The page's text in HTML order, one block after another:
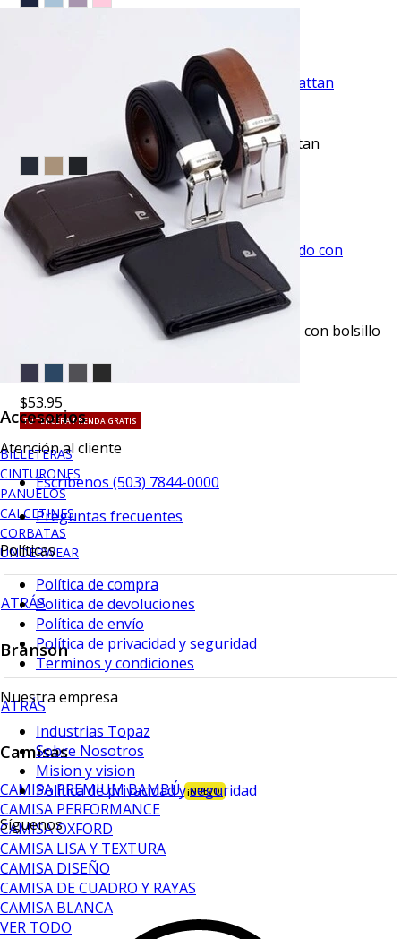
Accesorios
BILLETERAS
CINTURONES
PAÑUELOS
CALCETINES
CORBATAS
UNDERWEAR
ATRÁS
Branson
ATRÁS
Camisas
CAMISA PREMIUM BAMBÚ ¡NUEVO!
CAMISA PERFORMANCE
CAMISA OXFORD
CAMISA LISA Y TEXTURA
CAMISA DISEÑO
CAMISA DE CUADRO Y RAYAS
CAMISA BLANCA
VER TODO
Pantalón de vestir regular fit gris manhattan
$53.95
TU TERCERA PRENDA GRATIS
Pantalón de vestir slim fit azul texturizado con bolsillo
$53.95
TU TERCERA PRENDA GRATIS
Atención al cliente
Escríbenos (503) 7844-0000
Preguntas frecuentes
Políticas
Política de compra
Política de devoluciones
Política de envío
Política de privacidad y seguridad
Terminos y condiciones
Nuestra empresa
Industrias Topaz
Sobre Nosotros
Mision y vision
Política de privacidad y seguridad
Síguenos